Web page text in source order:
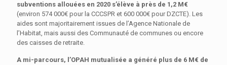
subventions allouées en 2020 s’élève à près de 1,2 M€
(environ 574 000€ pour la CCCSPR et 600 000€ pour DZCTE). Les
aides sont majoritairement issues de l’Agence Nationale de
l’Habitat, mais aussi des Communauté de communes ou encore
des caisses de retraite.
A mi-parcours, l’OPAH mutualisée a généré plus de 6 M€ de